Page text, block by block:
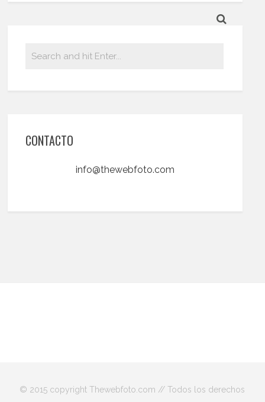
CONTACTO
info@thewebfoto.com
© 2015 copyright Thewebfoto.com // Todos los derechos